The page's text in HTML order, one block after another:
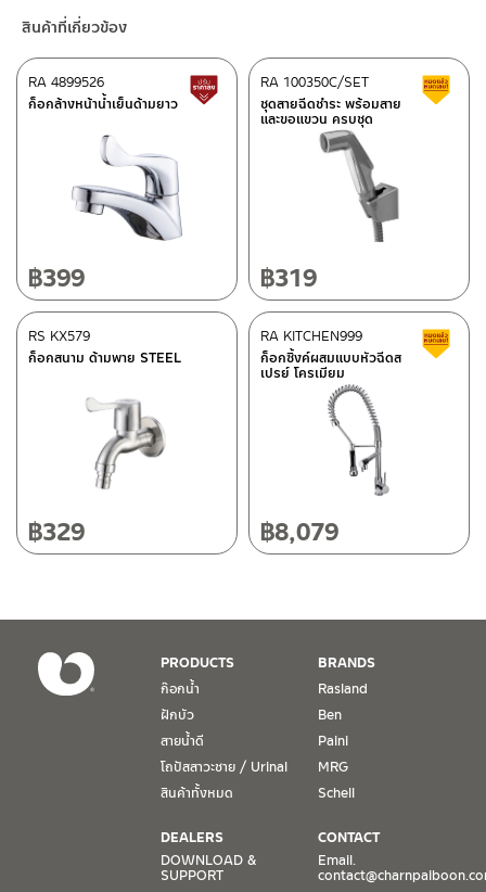
ติดตั้งง่ายส่วนยึดแขวนมีความแข็งแรง รองรับน้ำหนักได้ดี
4. ห้ามใช้แปรง วัสดุแข็ง หยาบ ห้ามใช้ฝอยขัดทำความสะอาด ขัดหรือถู
ศูนย์บริการและอะไหล่ กรุงเทพฯ
662/61-62 ถนน พระราม3 แขวงบางโพงพาง เขตยานนาวา กรุงเทพฯ
โทร: 02-358-0080 / 080-075-8668 / 091-545-0556
ศูนย์บริการและอะไหล่
118/33 โครงการอรสิริน ม.8 ต.สันปูเลย อ.ดอยสะเก็ด เชียงใหม่
โทร: 080-075-2626
วันจันทร์ – วันศุกร์ เวลา 8:30-17:30 น.
วันเสาร์ เวลา 8:30-15:00 น.
1. การรับประกัน จะต้องมีหลักฐานการซื้อ หรือ ใบเสร็จ โดยทางบริษัทฯ
ขอตรวจสอบโดยนับวันซื้อขายเป็นสำคัญ ทางบริษัทฯ ไม่สามารถให้
เงื่อนไขการรับประกันสินค้าได้ หากไม่มีเอกสารดังกล่าว
2. การรับประกันสินค้า จะรับประกันฉพาะสินค้าที่อยู่ในสภาพการใช้งาน
ปกติ หากมีตำหนิ ชำรุด ร้าว ตกพื้น หรือสภาพภายนอกอยู่ในสภาพที่ใช้
3. การรับประกันสินค้า จะรับประกันเฉพาะชิ้นส่วนที่แจ้ง เช่น ก๊อกน้ำ จะ
รับประกันเฉพาะวาล์วก๊อกน้ำไม่รั่วซึม ดังนั้นการรับประกันจะเป็นการ
–Shopee
–Lazada
–ซื้อสินค้าชิ้นนี้บน Shopee>> คลิกที่นี่<<
คลิกที่นี่<<
ติดต่อพนักงานขาย / Contact Sales Staff
โทร: 02-285-5795
@charnpaiboon.sales
ติดต่อ ชาญไพบูลย์ / Contact Us
สินค้าที่เกี่ยวข้อง
ก็อกล้างหน้าน้ำเย็นด้ามยาว
RA 4899526 สินค้าปรับราคาลดลง
฿399
ชุดสายฉีดชำระ พร้อมสาย
และขอแขวน ครบชุด
RA 100350C/SET
฿319
ก็อกสนาม ด้ามพาย STEEL
RS KX579
฿329
ก็อกซิ้งค์ผสมแบบหัวฉีดส
เปรย์ โครเมียม
RA KITCHEN999
฿8,079
PRODUCTS
ก๊อกน้ำ
ฝักบัว
สายน้ำดี
โถปัสสาวะชาย / Urinal
สินค้าทั้งหมด
BRANDS
Rasland
Ben
Paini
MRG
Schell
DEALERS
DOWNLOAD &
SUPPORT
CONTACT
Email.